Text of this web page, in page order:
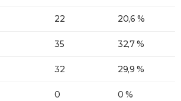
22 20,6 %
35 32,7 %
32 29,9 %
0 0 %